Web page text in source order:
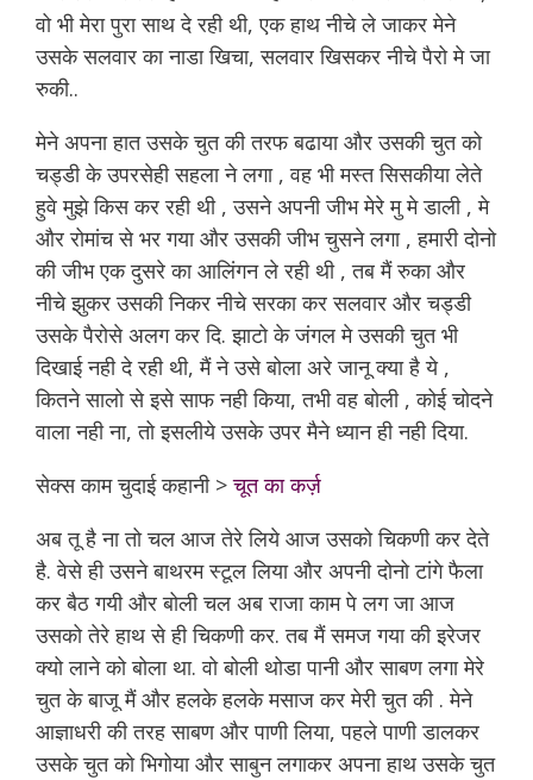
वो भी मेरा पुरा साथ दे रही थी, एक हाथ नीचे ले जाकर मेने
उसके सलवार का नाडा खिचा, सलवार खिसकर नीचे पैरो मे जा
रुकी..
मेने अपना हात उसके चुत की तरफ बढाया और उसकी चुत को
चड्डी के उपरसेही सहला ने लगा , वह भी मस्त सिसकीया लेते
हुवे मुझे किस कर रही थी , उसने अपनी जीभ मेरे मु मे डाली , मे
और रोमांच से भर गया और उसकी जीभ चुसने लगा , हमारी दोनो
की जीभ एक दुसरे का आलिंगन ले रही थी , तब मैं रुका और
नीचे झुकर उसकी निकर नीचे सरका कर सलवार और चड्डी
उसके पैरोसे अलग कर दि. झाटो के जंगल मे उसकी चुत भी
दिखाई नही दे रही थी, मैं ने उसे बोला अरे जानू क्या है ये ,
कितने सालो से इसे साफ नही किया, तभी वह बोली , कोई चोदने
वाला नही ना, तो इसलीये उसके उपर मैने ध्यान ही नही दिया.
सेक्स काम चुदाई कहानी >चूत का कर्ज़
अब तू है ना तो चल आज तेरे लिये आज उसको चिकणी कर देते
है. वेसे ही उसने बाथरम स्टूल लिया और अपनी दोनो टांगे फैला
कर बैठ गयी और बोली चल अब राजा काम पे लग जा आज
उसको तेरे हाथ से ही चिकणी कर. तब मैं समज गया की इरेजर
क्यो लाने को बोला था. वो बोली थोडा पानी और साबण लगा मेरे
चुत के बाजू मैं और हलके हलके मसाज कर मेरी चुत की . मेने
आज्ञाधरी की तरह साबण और पाणी लिया, पहले पाणी डालकर
उसके चुत को भिगोया और साबुन लगाकर अपना हाथ उसके चुत